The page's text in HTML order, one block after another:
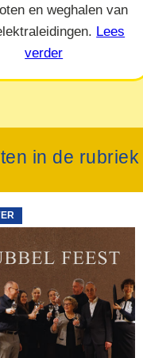
en weghalen van
Lees
verder
in de